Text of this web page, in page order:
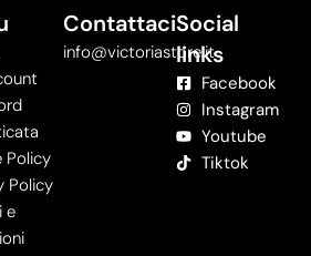
Policy
Policy
e
Contattaci
info@victoriastore.it
Social
links
Facebook
Instagram
Youtube
Tiktok